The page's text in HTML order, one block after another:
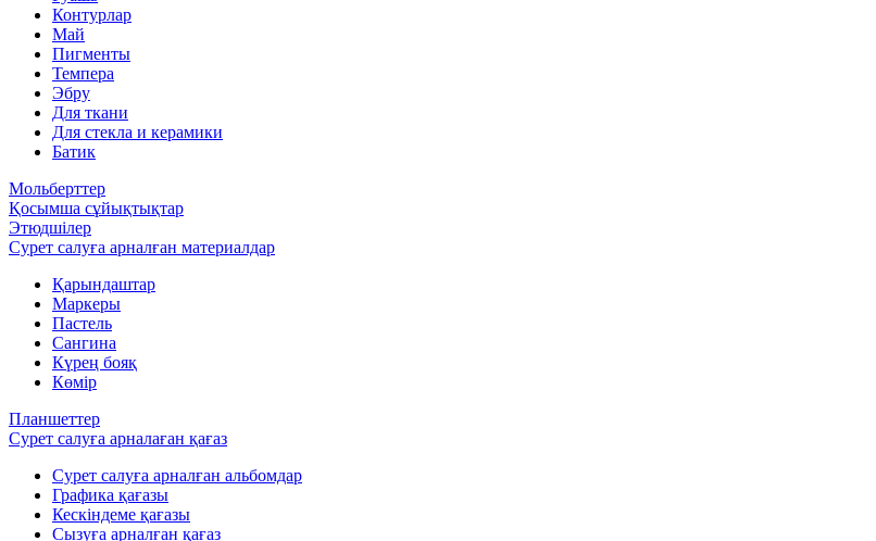
Контурлар
Май
Пигменты
Темпера
Эбру
Для ткани
Для стекла и керамики
Батик
Мольберттер
Қосымша сұйықтықтар
Этюдшілер
Сурет салуға арналған материалдар
Қарындаштар
Маркеры
Пастель
Сангина
Күрең бояқ
Көмір
Планшеттер
Сурет салуға арналаған қағаз
Сурет салуға арналған альбомдар
Графика қағазы
Кескіндеме қағазы
Сызуға арналған қағаз